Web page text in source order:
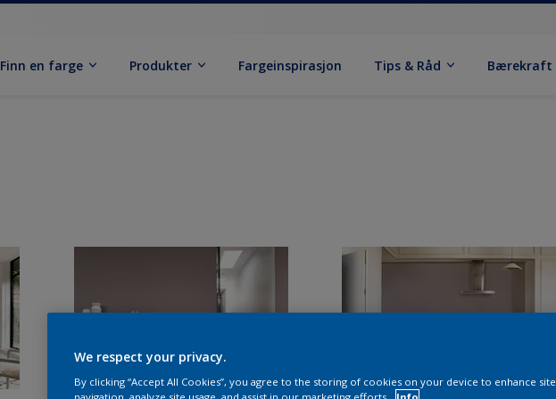
Finn en farge Produkter Fargeinspirasjon Tips & Råd Bærekraft
We respect your privacy.
By clicking “Accept All Cookies”, you agree to the storing of cookies on your device to enhance site